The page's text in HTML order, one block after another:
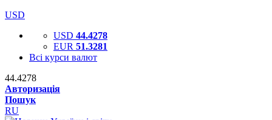
USD
USD 44.4278
EUR 51.3281
Всі курси валют
44.4278
Авторизація
Пошук
RU